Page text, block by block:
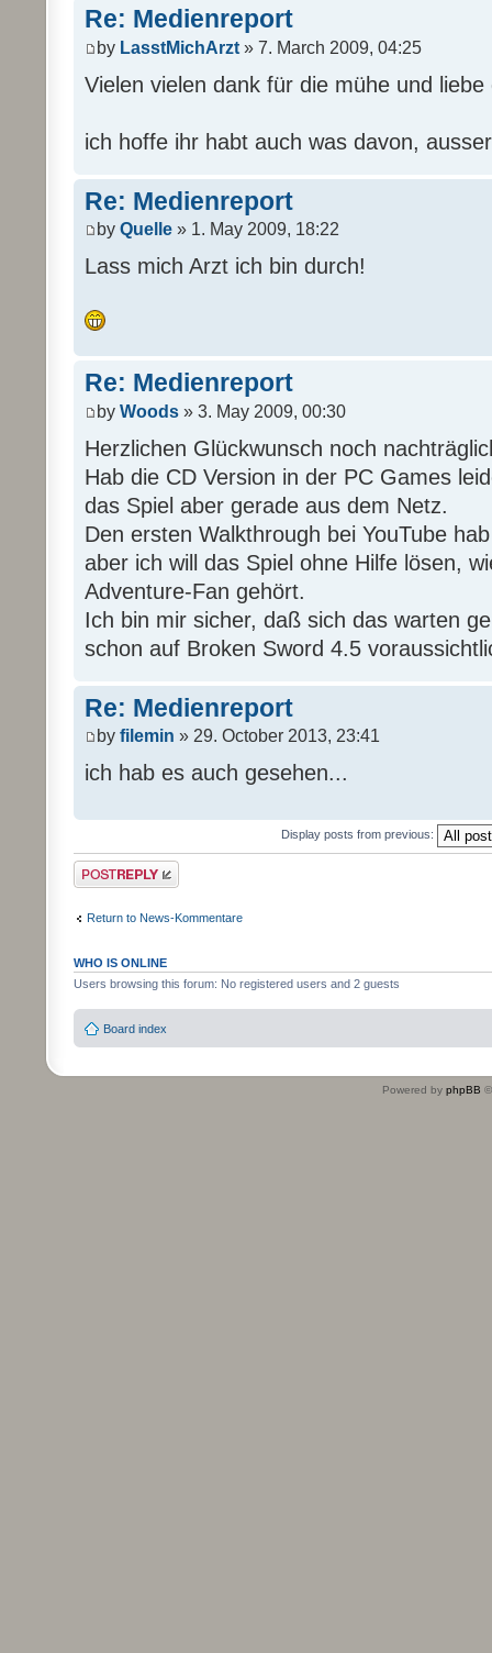
Re: Medienreport
by LasstMichArzt » 7. March 2009, 04:25
Vielen vielen dank für die mühe und
ich hoffe ihr habt auch was davon,
Re: Medienreport
by Quelle » 1. May 2009, 18:22
Lass mich Arzt ich bin durch!
Re: Medienreport
by Woods » 3. May 2009, 00:30
Herzlichen Glückwunsch noch
Hab die CD Version in der PC Games
das Spiel aber gerade aus dem Netz.
Den ersten Walkthrough bei YouTube
aber ich will das Spiel ohne Hilfe lösen,
Adventure-Fan gehört.
Ich bin mir sicher, daß sich das warten
schon auf Broken Sword 4.5
Re: Medienreport
by filemin » 29. October 2013, 23:41
ich hab es auch gesehen...
Display posts from previous:
Post a reply
Return to News-Kommentare
WHO IS ONLINE
Users browsing this forum: No registered users and 2 guests
Board index
Powered by phpBB